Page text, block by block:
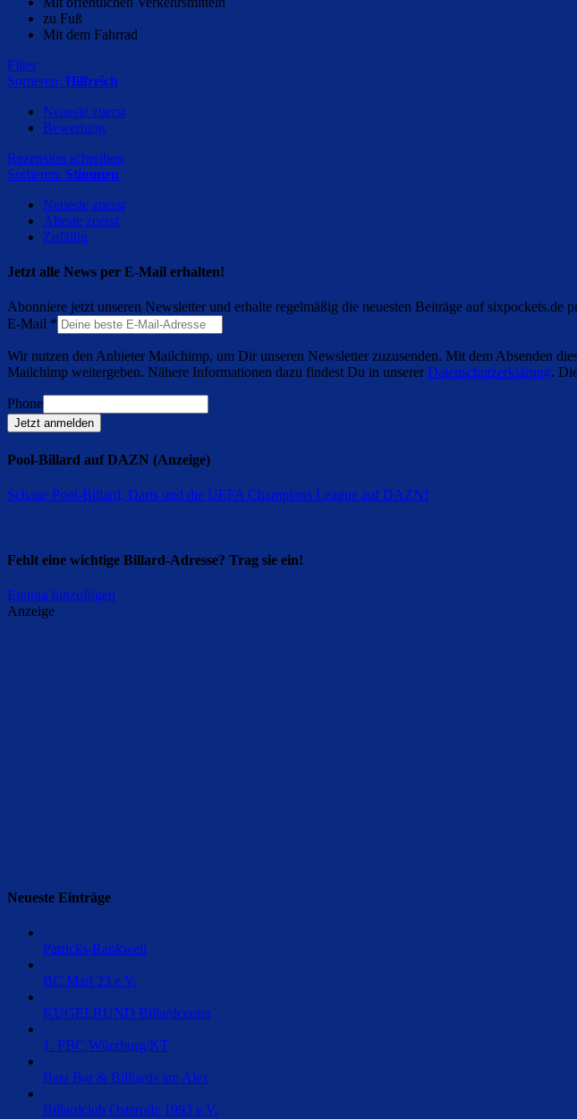
zu Fuß
Mit dem Fahrrad
Filter
Sortieren: Hilfreich
Neueste zuerst
Bewertung
Rezension schreiben
Sortieren: Stimmen
Neueste zuerst
Älteste zuerst
Zufällig
Jetzt alle News per E-Mail erhalten!
Abonniere jetzt unseren Newsletter und erhalte regelmäßig die neuesten Beiträge auf sixpockets.de
E-Mail *
Wir nutzen den Anbieter Mailchimp, um Dir unseren Newsletter zuzusenden. Mit dem Absenden
Mailchimp weitergeben. Nähere Informationen dazu findest Du in unsererDatenschutzerklärung.
Phone
Jetzt anmelden
Pool-Billard auf DAZN (Anzeige)
Schaue Pool-Billard, Darts und die UEFA Champions League auf DAZN!
Fehlt eine wichtige Billard-Adresse? Trag sie ein!
Eintrag hinzufügen
Anzeige
Neueste Einträge
Patricks-Rankweil
BC Marl 23 e.V.
KUGELRUND Billardcenter
1. PBC Würzburg/KT
Bata Bar & Billiards am Alex
Billardclub Osterode 1993 e.V.